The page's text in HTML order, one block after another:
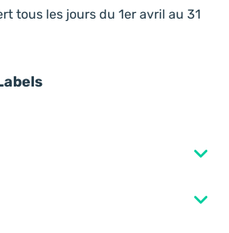
tous les jours du 1er avril au 31